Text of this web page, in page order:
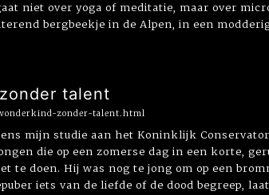
niet over yoga of meditatie, maar over
bergbeekje in de Alpen, in een
talent
zonder-talent.html
mijn studie aan het Koninklijk
die op een zomerse dag in een korte,
te doen. Hij was nog te jong om op een
iets van de liefde of de dood begreep,